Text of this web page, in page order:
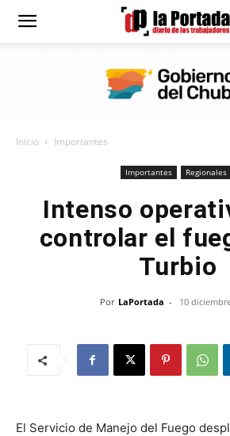
Diario
Inicio Importantes
Importantes Regionales
Intenso
controlar el
Turbio
Por LaPortada - 10
El Servicio de Manejo del Fuego